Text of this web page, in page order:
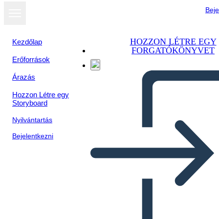
Kezdőlap
Erőforrások
Árazás
Hozzon Létre egy
Storyboard
Nyilvántartás
Bejelentkezni
HOZZON LÉTRE EGY
FORGATÓKÖNYVET